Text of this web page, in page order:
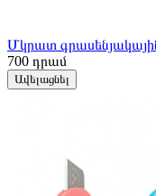
Մկրատ
700 դրամ
Ավելացնել